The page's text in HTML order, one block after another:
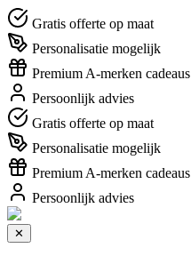
Gratis offerte op maat
Personalisatie mogelijk
Premium A-merken cadeaus
Persoonlijk advies
Gratis offerte op maat
Personalisatie mogelijk
Premium A-merken cadeaus
Persoonlijk advies
✕